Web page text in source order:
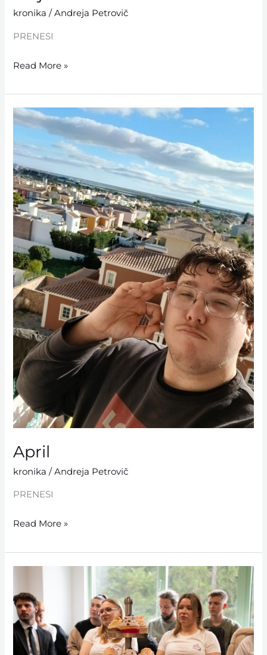
kronika /Andreja Petrovič
PRENESI
Read More »
April
kronika /Andreja Petrovič
PRENESI
April
Read More »